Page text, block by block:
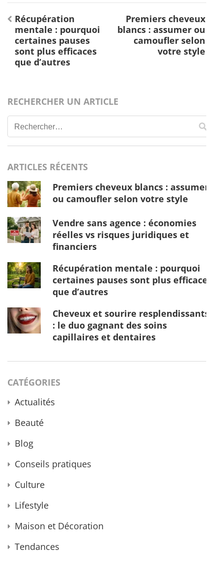
Navigation
de
l’article
Récupération
mentale : pourquoi
certaines pauses
sont plus efficaces
que d’autres
Premiers cheveux
blancs : assumer ou
camoufler selon
votre style
RECHERCHER UN ARTICLE
Rechercher :
ARTICLES RÉCENTS
Premiers cheveux blancs : assumer
ou camoufler selon votre style
Vendre sans agence : économies
réelles vs risques juridiques et
financiers
Récupération mentale : pourquoi
certaines pauses sont plus efficaces
que d’autres
Cheveux et sourire resplendissants
: le duo gagnant des soins
capillaires et dentaires
CATÉGORIES
Actualités
Beauté
Blog
Conseils pratiques
Culture
Lifestyle
Maison et Décoration
Tendances